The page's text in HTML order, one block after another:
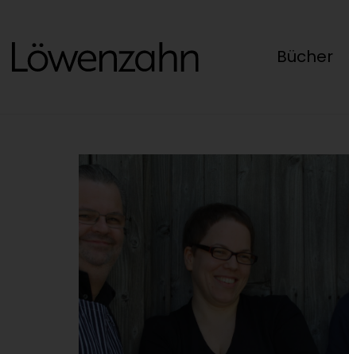
Bücher